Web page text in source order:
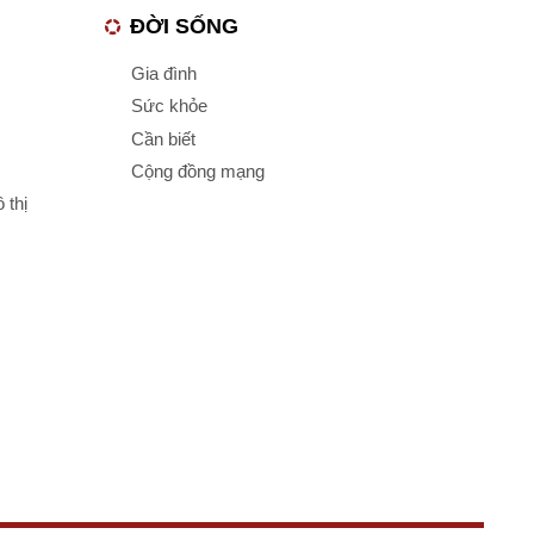
thị
ĐỜI SỐNG
Gia đình
Sức khỏe
Cần biết
Cộng đồng mạng